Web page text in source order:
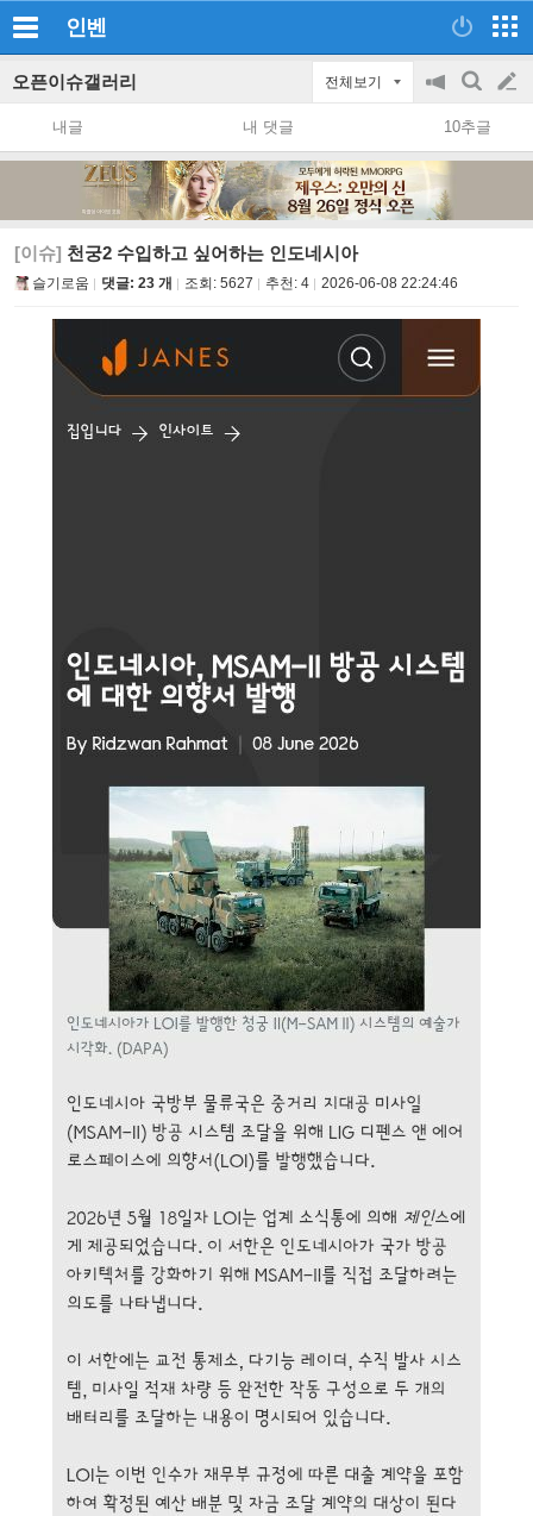
인벤
오픈이슈갤러리 전체보기
공
지
on/off
검
색
글
쓰
내글 내 댓글 10추글
[이슈] 천궁2 수입하고 싶어하는 인도네시아
슬기로움 댓글: 23 개 조회: 5627 추천: 4 2026-06-08 22:24:46